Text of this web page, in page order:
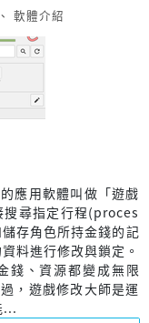
、 軟體介紹
應用軟體叫做「遊戲
尋指定行程(proces
存角色所持金錢的記
料進行修改與鎖定。
錢、資源都變成無限
，遊戲修改大師是運
...